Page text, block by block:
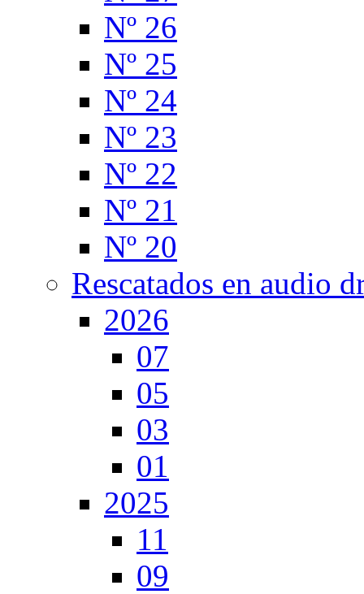
Nº 26
Nº 25
Nº 24
Nº 23
Nº 22
Nº 21
Nº 20
Rescatados en audio
2026
07
05
03
01
2025
11
09